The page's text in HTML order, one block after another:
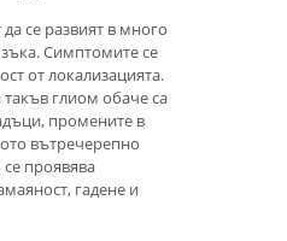
се развият в много
Симптомите се
от локализацията.
глиом обаче са
промените в
вътречерепно
проявява
гадене и